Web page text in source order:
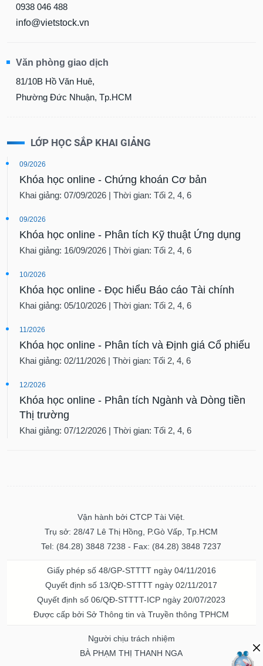
0938 046 488
info@vietstock.vn
Văn phòng giao dịch
81/10B Hồ Văn Huê,
Phường Đức Nhuận, Tp.HCM
LỚP HỌC SẮP KHAI GIẢNG
09/2026
Khóa học online - Chứng khoán Cơ bản
Khai giảng: 07/09/2026 | Thời gian: Tối 2, 4, 6
09/2026
Khóa học online - Phân tích Kỹ thuật Ứng dụng
Khai giảng: 16/09/2026 | Thời gian: Tối 2, 4, 6
10/2026
Khóa học online - Đọc hiểu Báo cáo Tài chính
Khai giảng: 05/10/2026 | Thời gian: Tối 2, 4, 6
11/2026
Khóa học online - Phân tích và Định giá Cổ phiếu
Khai giảng: 02/11/2026 | Thời gian: Tối 2, 4, 6
12/2026
Khóa học online - Phân tích Ngành và Dòng tiền
Thị trường
Khai giảng: 07/12/2026 | Thời gian: Tối 2, 4, 6
Vận hành bởi CTCP Tài Việt.
Trụ sở: 28/47 Lê Thị Hồng, P.Gò Vấp, Tp.HCM
Tel: (84.28) 3848 7238 - Fax: (84.28) 3848 7237
Giấy phép số 48/GP-STTTT ngày 04/11/2016
Quyết định số 13/QĐ-STTTT ngày 02/11/2017
Quyết định số 06/QĐ-STTTT-ICP ngày 20/07/2023
Được cấp bởi Sở Thông tin và Truyền thông TPHCM
Người chịu trách nhiệm
BÀ PHẠM THỊ THANH NGA